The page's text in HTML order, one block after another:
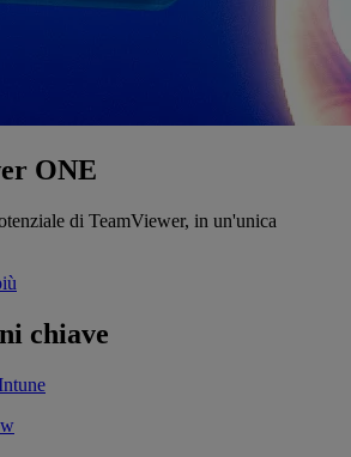
ONE
di TeamViewer, in un'unica
chiave